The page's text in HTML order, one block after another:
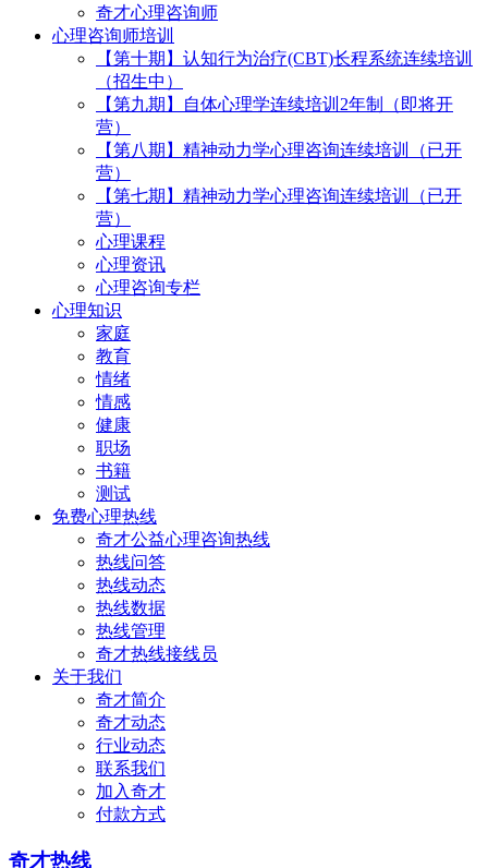
奇才心理咨询师
心理咨询师培训
【第十期】认知行为治疗(CBT)长程系统连续培训
（招生中）
【第九期】自体心理学连续培训2年制（即将开
营）
【第八期】精神动力学心理咨询连续培训（已开
营）
【第七期】精神动力学心理咨询连续培训（已开
营）
心理课程
心理资讯
心理咨询专栏
心理知识
家庭
教育
情绪
情感
健康
职场
书籍
测试
免费心理热线
奇才公益心理咨询热线
热线问答
热线动态
热线数据
热线管理
奇才热线接线员
关于我们
奇才简介
奇才动态
行业动态
联系我们
加入奇才
付款方式
奇才热线